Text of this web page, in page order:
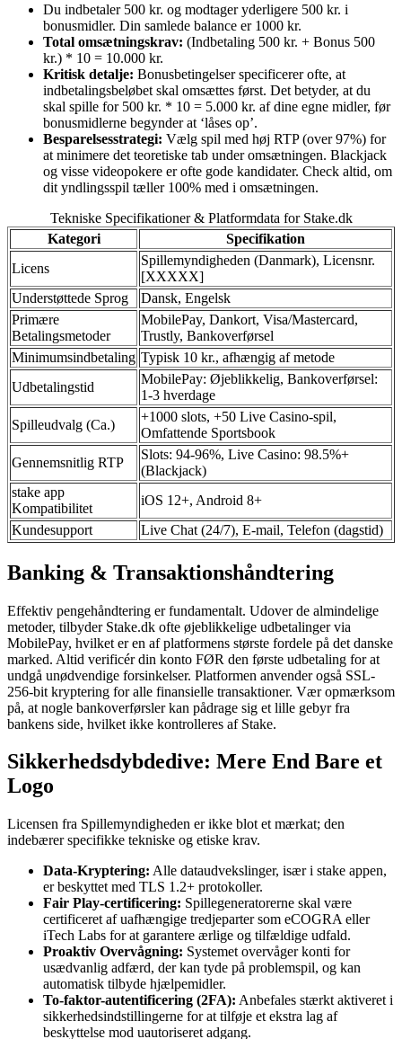
Du indbetaler 500 kr. og modtager yderligere 500 kr. i
bonusmidler. Din samlede balance er 1000 kr.
Total omsætningskrav: (Indbetaling 500 kr. + Bonus 500
kr.) * 10 = 10.000 kr.
Kritisk detalje: Bonusbetingelser specificerer ofte, at
indbetalingsbeløbet skal omsættes først. Det betyder, at du
skal spille for 500 kr. * 10 = 5.000 kr. af dine egne midler, før
bonusmidlerne begynder at ‘låses op’.
Besparelsesstrategi: Vælg spil med høj RTP (over 97%) for
at minimere det teoretiske tab under omsætningen. Blackjack
og visse videopokere er ofte gode kandidater. Check altid, om
dit yndlingsspil tæller 100% med i omsætningen.
Tekniske Specifikationer & Platformdata for Stake.dk
Kategori
Specifikation
Licens
Spillemyndigheden (Danmark), Licensnr.
[XXXXX]
Understøttede Sprog
Dansk, Engelsk
Primære
Betalingsmetoder
MobilePay, Dankort, Visa/Mastercard,
Trustly, Bankoverførsel
Minimumsindbetaling Typisk 10 kr., afhængig af metode
Udbetalingstid
MobilePay: Øjeblikkelig, Bankoverførsel:
1-3 hverdage
Spilleudvalg (Ca.)
+1000 slots, +50 Live Casino-spil,
Omfattende Sportsbook
Gennemsnitlig RTP
Slots: 94-96%, Live Casino: 98.5%+
(Blackjack)
stake app
Kompatibilitet
iOS 12+, Android 8+
Kundesupport
Live Chat (24/7), E-mail, Telefon (dagstid)
Banking & Transaktionshåndtering
Effektiv pengehåndtering er fundamentalt. Udover de almindelige
metoder, tilbyder Stake.dk ofte øjeblikkelige udbetalinger via
MobilePay, hvilket er en af platformens største fordele på det danske
marked. Altid verificér din konto FØR den første udbetaling for at
undgå unødvendige forsinkelser. Platformen anvender også SSL-
256-bit kryptering for alle finansielle transaktioner. Vær opmærksom
på, at nogle bankoverførsler kan pådrage sig et lille gebyr fra
bankens side, hvilket ikke kontrolleres af Stake.
Sikkerhedsdybdedive: Mere End Bare et
Logo
Licensen fra Spillemyndigheden er ikke blot et mærkat; den
indebærer specifikke tekniske og etiske krav.
Data-Kryptering: Alle dataudvekslinger, især i stake appen,
er beskyttet med TLS 1.2+ protokoller.
Fair Play-certificering: Spillegeneratorerne skal være
certificeret af uafhængige tredjeparter som eCOGRA eller
iTech Labs for at garantere ærlige og tilfældige udfald.
Proaktiv Overvågning: Systemet overvåger konti for
usædvanlig adfærd, der kan tyde på problemspil, og kan
automatisk tilbyde hjælpemidler.
To-faktor-autentificering (2FA): Anbefales stærkt aktiveret i
sikkerhedsindstillingerne for at tilføje et ekstra lag af
beskyttelse mod uautoriseret adgang.